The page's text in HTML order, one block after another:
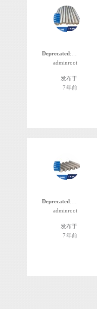
Deprecated : 函数 the_author_nickname 自版本 2.8.0 起已
adminroot
发布于
7 年前
Deprecated : 函数 the_author_nickname 自版本 2.8.0 起已
adminroot
发布于
7 年前